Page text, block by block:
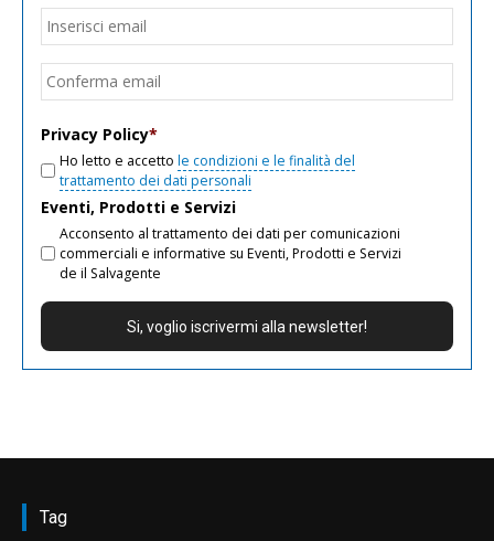
Email
Privacy Policy*
Ho letto e accetto le condizioni e le finalità del
trattamento dei dati personali
Eventi, Prodotti e Servizi
Acconsento al trattamento dei dati per comunicazioni
commerciali e informative su Eventi, Prodotti e Servizi
de il Salvagente
Tag